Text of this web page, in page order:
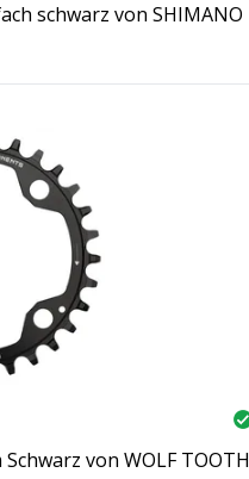
schwarz von SHIMANO
von WOLF TOOTH